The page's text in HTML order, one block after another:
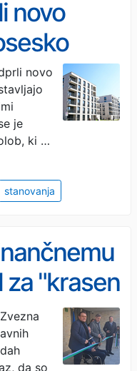
novo
novo
je
ki …
stanovanja
za "krasen
da so